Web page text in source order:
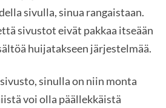
sivulla, sinua rangaistaan.
sivustot eivät pakkaa itseään
huijatakseen järjestelmää.
sinulla on niin monta
voi olla päällekkäistä